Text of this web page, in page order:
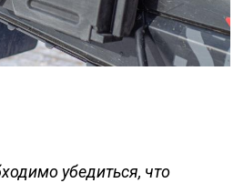
убедиться, что